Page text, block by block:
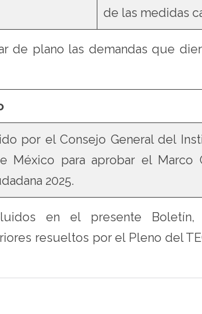
de las medidas
de plano las demandas que
por el Consejo General del
México para aprobar el Marco
2025.
en el presente
resueltos por el Pleno del